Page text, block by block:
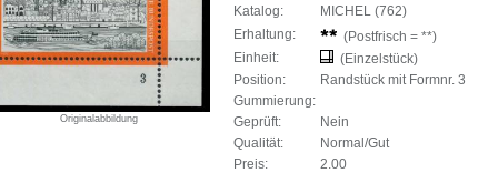
Originalabbildung
Katalog:
MICHEL (762)
Erhaltung:
(Postfrisch = **)
Einheit:
(Einzelstück)
Position:
Randstück mit Formnr. 3
Gummierung:
Geprüft:
Nein
Qualität:
Normal/Gut
Preis:
2.00